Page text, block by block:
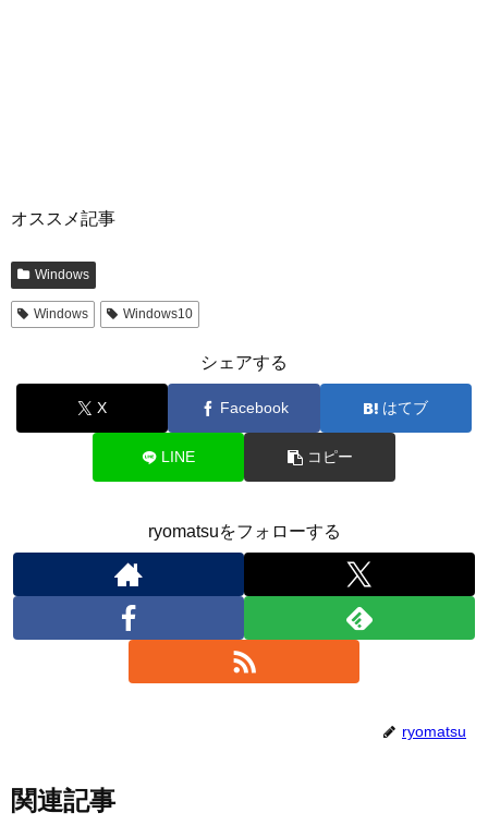
オススメ記事
Windows
Windows Windows10
シェアする
X Facebook はてブ
LINE コピー
ryomatsuをフォローする
ryomatsu
関連記事